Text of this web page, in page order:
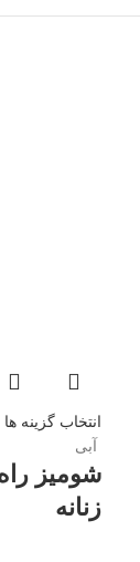
انتخاب گزینه ها
آبی
شومیز
زنانه